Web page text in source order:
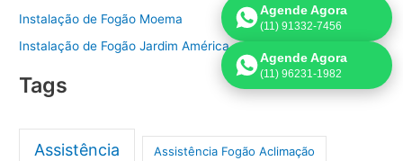
Instalação de Fogão Moema
Instalação de Fogão Jardim América
Tags
Assistência Assistência Fogão Aclimação
Agende Agora
(11) 91332-7456
Agende Agora
(11) 96231-1982